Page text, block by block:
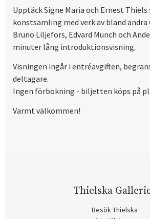
Upptäck Signe Maria och Ernest
konstsamling med verk av bland andra
Bruno Liljefors, Edvard Munch och
minuter lång introduktionsvisning.
Visningen ingår i entréavgiften,
deltagare.
Ingen förbokning - biljetten köps på
Varmt välkommen!
Thielska
Besök Thielska